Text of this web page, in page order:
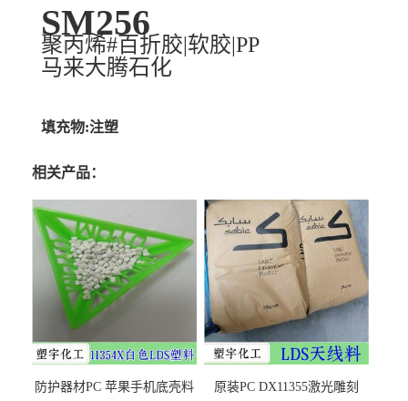
SM256
聚丙烯#百折胶|软胶|PP
马来大腾石化
填充物:注塑
相关产品：
防护器材PC 苹果手机底壳料
原装PC DX11355激光雕刻